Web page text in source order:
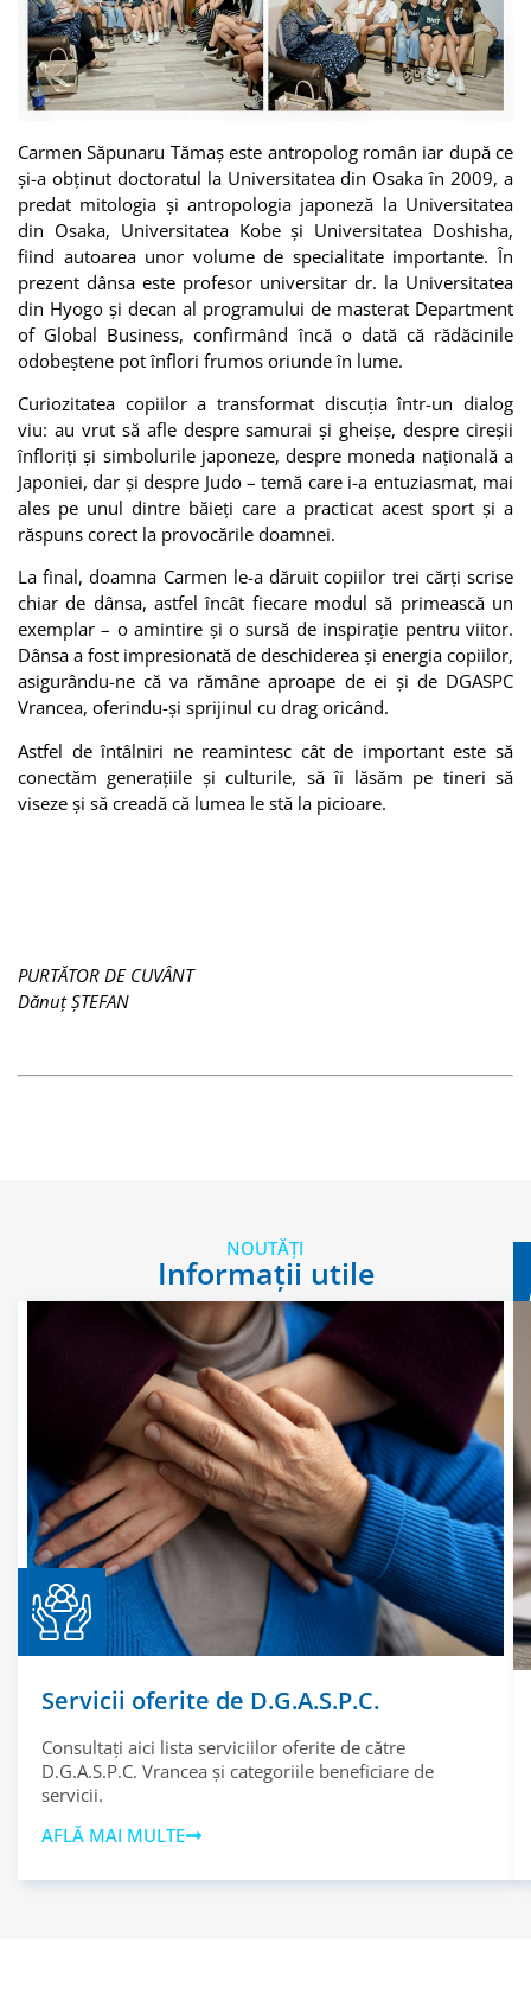
Carmen Săpunaru Tămaș este antropolog român iar după ce
și-a obținut doctoratul la Universitatea din Osaka în 2009, a
predat mitologia și antropologia japoneză la Universitatea
din Osaka, Universitatea Kobe și Universitatea Doshisha,
fiind autoarea unor volume de specialitate importante. În
prezent dânsa este profesor universitar dr. la Universitatea
din Hyogo și decan al programului de masterat Department
of Global Business, confirmând încă o dată că rădăcinile
odobeștene pot înflori frumos oriunde în lume.
Curiozitatea copiilor a transformat discuția într-un dialog
viu: au vrut să afle despre samurai și gheişe, despre cireșii
înfloriți și simbolurile japoneze, despre moneda națională a
Japoniei, dar și despre Judo – temă care i-a entuziasmat, mai
ales pe unul dintre băieți care a practicat acest sport și a
răspuns corect la provocările doamnei.
La final, doamna Carmen le-a dăruit copiilor trei cărți scrise
chiar de dânsa, astfel încât fiecare modul să primească un
exemplar – o amintire și o sursă de inspirație pentru viitor.
Dânsa a fost impresionată de deschiderea și energia copiilor,
asigurându-ne că va rămâne aproape de ei și de DGASPC
Vrancea, oferindu-și sprijinul cu drag oricând.
Astfel de întâlniri ne reamintesc cât de important este să
conectăm generațiile și culturile, să îi lăsăm pe tineri să
viseze și să creadă că lumea le stă la picioare.
PURTĂTOR DE CUVÂNT
Dănuț ȘTEFAN
NOUTĂȚI
Informații utile
Servicii oferite de D.G.A.S.P.C.
Consultați aici lista serviciilor oferite de către
D.G.A.S.P.C. Vrancea și categoriile beneficiare de
servicii.
AFLĂ MAI MULTE